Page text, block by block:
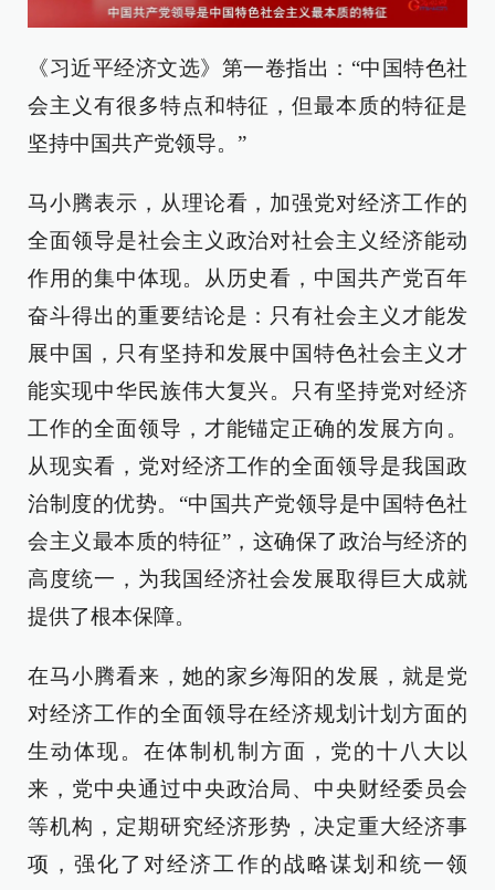
《习近平经济文选》第一卷指出：“中国特色社
会主义有很多特点和特征，但最本质的特征是
坚持中国共产党领导。”
马小腾表示，从理论看，加强党对经济工作的
全面领导是社会主义政治对社会主义经济能动
作用的集中体现。从历史看，中国共产党百年
奋斗得出的重要结论是：只有社会主义才能发
展中国，只有坚持和发展中国特色社会主义才
能实现中华民族伟大复兴。只有坚持党对经济
工作的全面领导，才能锚定正确的发展方向。
从现实看，党对经济工作的全面领导是我国政
治制度的优势。“中国共产党领导是中国特色社
会主义最本质的特征”，这确保了政治与经济的
高度统一，为我国经济社会发展取得巨大成就
提供了根本保障。
在马小腾看来，她的家乡海阳的发展，就是党
对经济工作的全面领导在经济规划计划方面的
生动体现。在体制机制方面，党的十八大以
来，党中央通过中央政治局、中央财经委员会
等机构，定期研究经济形势，决定重大经济事
项，强化了对经济工作的战略谋划和统一领